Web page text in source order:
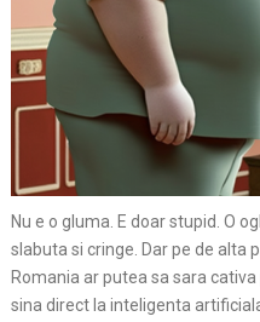
Nu e o gluma. E doar stupid. O
slabuta si cringe. Dar pe de alta
Romania ar putea sa sara
sina direct la inteligenta